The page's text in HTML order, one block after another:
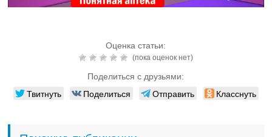
Оценка статьи:
(пока оценок нет)
Поделиться с друзьями:
Твитнуть Поделиться Отправить Класснуть